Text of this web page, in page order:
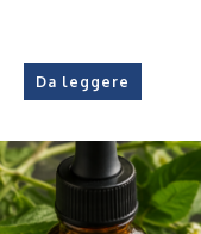
Da leggere